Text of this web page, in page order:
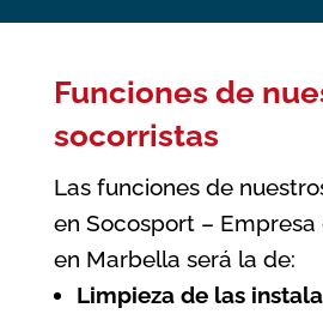
Funciones de
socorristas
Las funciones de
en Socosport –
en Marbella será la de:
Limpieza de las